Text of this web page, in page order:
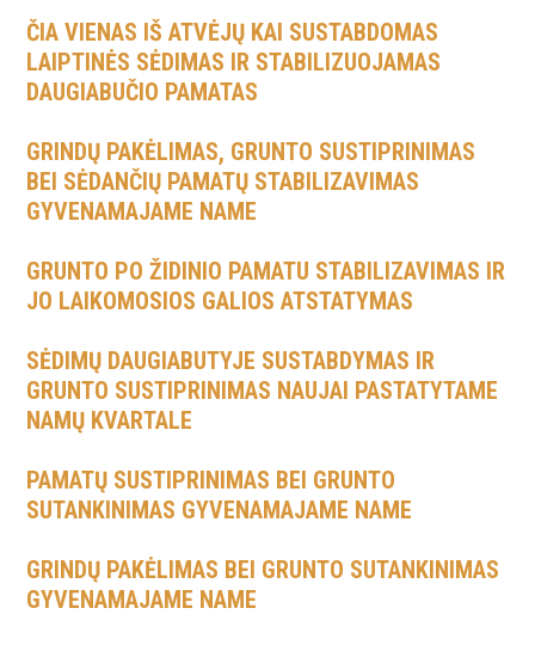
ČIA VIENAS IŠ ATVĖJŲ KAI SUSTABDOMAS
LAIPTINĖS SĖDIMAS IR STABILIZUOJAMAS
DAUGIABUČIO PAMATAS
GRINDŲ PAKĖLIMAS, GRUNTO SUSTIPRINIMAS
BEI SĖDANČIŲ PAMATŲ STABILIZAVIMAS
GYVENAMAJAME NAME
GRUNTO PO ŽIDINIO PAMATU STABILIZAVIMAS IR
JO LAIKOMOSIOS GALIOS ATSTATYMAS
SĖDIMŲ DAUGIABUTYJE SUSTABDYMAS IR
GRUNTO SUSTIPRINIMAS NAUJAI PASTATYTAME
NAMŲ KVARTALE
PAMATŲ SUSTIPRINIMAS BEI GRUNTO
SUTANKINIMAS GYVENAMAJAME NAME
GRINDŲ PAKĖLIMAS BEI GRUNTO SUTANKINIMAS
GYVENAMAJAME NAME